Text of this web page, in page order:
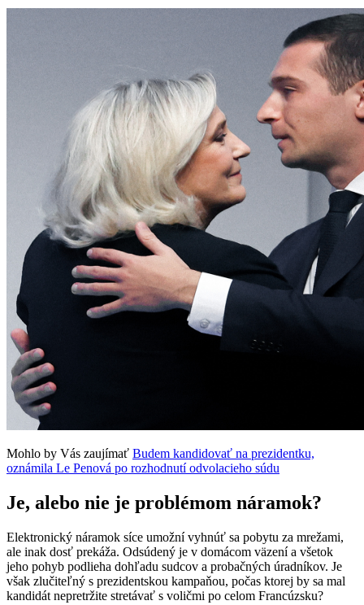
Mohlo by Vás zaujímať Budem kandidovať na prezidentku,
oznámila Le Penová po rozhodnutí odvolacieho súdu
Je, alebo nie je problémom náramok?
Elektronický náramok síce umožní vyhnúť sa pobytu za mrežami,
ale inak dosť prekáža. Odsúdený je v domácom väzení a všetok
jeho pohyb podlieha dohľadu sudcov a probačných úradníkov. Je
však zlučiteľný s prezidentskou kampaňou, počas ktorej by sa mal
kandidát nepretržite stretávať s voličmi po celom Francúzsku?